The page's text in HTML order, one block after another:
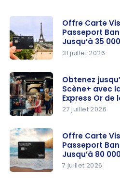
Carte Visa
Infinite +
Passeport
Banque
Scotia :
Jusqu’à
35 000
points
Scène+
Offre Carte
Passeport
Jusqu’à 35
31 juillet 2026
jusqu’à
50 000
points
Scène+
Obtenez
Scène+ avec
Express Or de
27 juillet 2026
Offre Carte
Passeport
Jusqu’à 80
7 juillet 2026